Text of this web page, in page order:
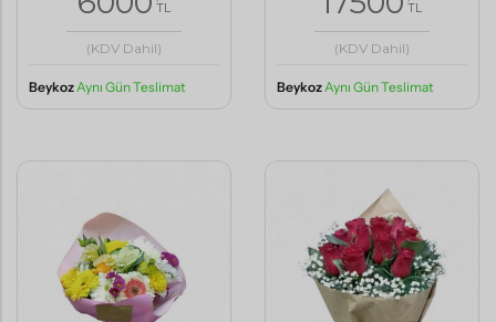
TL
(KDV Dahil)
BeykozAynı Gün Teslimat
TL
(KDV Dahil)
BeykozAynı Gün Teslimat